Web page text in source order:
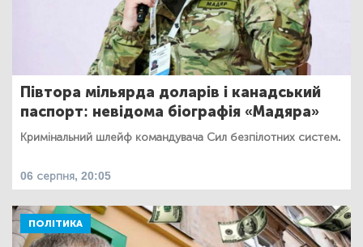
Півтора мільярда доларів і канадський
паспорт: невідома біографія «Мадяра»
Кримінальний шлейф командувача Сил безпілотних систем.
06 серпня, 20:05
ПОЛІТИКА